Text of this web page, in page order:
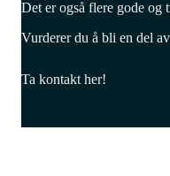
Det er også flere gode og
Vurderer du å bli en del
Ta kontakt her!